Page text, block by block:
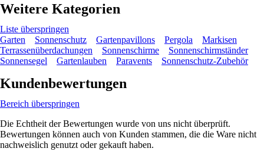
Weitere Kategorien
Liste überspringen
Garten
Sonnenschutz Gartenpavillons Pergola
Markisen
Terrassenüberdachungen
Sonnenschirme
Sonnenschirmständer
Sonnensegel
Gartenlauben Paravents Sonnenschutz-Zubehör
Kundenbewertungen
Bereich überspringen
Die Echtheit der Bewertungen wurde von uns nicht überprüft.
Bewertungen können auch von Kunden stammen, die die Ware nicht
nachweislich genutzt oder gekauft haben.